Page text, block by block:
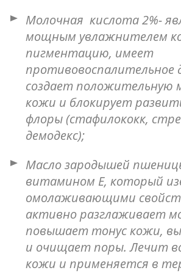
Молочная кислота 2%-
мощным увлажнителем
пигментацию, имеет
противовоспалительное
создает положительную
кожи и блокирует
флоры (стафилококк,
демодекс);
Масло зародышей
витамином Е, который
омолаживающими
активно разглаживает
повышает тонус кожи,
и очищает поры. Лечит
кожи и применяется в